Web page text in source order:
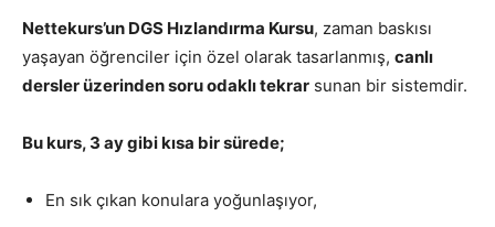
Nettekurs’un DGS Hızlandırma Kursu, zaman baskısı
yaşayan öğrenciler için özel olarak tasarlanmış, canlı
dersler üzerinden soru odaklı tekrar sunan bir sistemdir.
Bu kurs, 3 ay gibi kısa bir sürede;
En sık çıkan konulara yoğunlaşıyor,